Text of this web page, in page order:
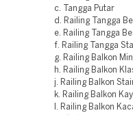
c. Tangga Putar
d. Railing Tangga
e. Railing Tangga
f. Railing Tangga
g. Railing Balkon
h. Railing Balkon
j. Railing Balkon
k. Railing Balkon
l. Railing Balkon